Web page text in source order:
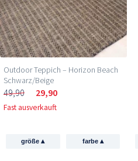
Outdoor Teppich – Horizon Beach
Schwarz/Beige
49,90 29,90
Fast ausverkauft
größe▴ farbe ▴